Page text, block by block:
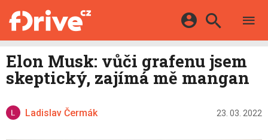
KATALOG
MAPA STANIC
VIDEA
HYBRIDY
E-MOTORSPORT
SERIÁLY
Facebook Google
Twitter Microsoft
Elon Musk: vůči grafenu jsem
skeptický, zajímá mě mangan
Ladislav Čermák 23. 03. 2022